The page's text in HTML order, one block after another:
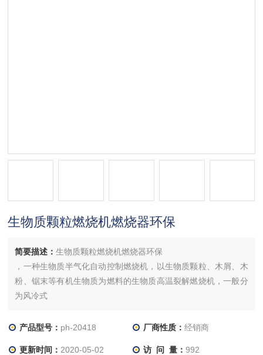
生物质颗粒燃烧机燃烧器环保
简要描述：生物质颗粒燃烧机燃烧器环保
，一种生物质半气化自动控制燃烧机，以生物质颗粒、木屑、木
粉、锯末等有机生物质为燃料的生物质高温裂解燃烧机，一般分
为风冷式
产品型号： ph-20418 厂商性质： 经销商
更新时间： 2020-05-02 访 问 量： 992